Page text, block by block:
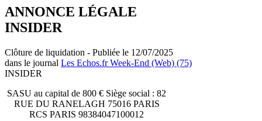
ANNONCE LÉGALE
INSIDER
Clôture de liquidation - Publiée le 12/07/2025
dans le journal Les Echos.fr Week-End (Web) (75)
INSIDER
SASU au capital de 800 € Siège social : 82
RUE DU RANELAGH 75016 PARIS
RCS PARIS 98384047100012